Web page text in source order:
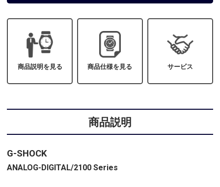
商品説明を見る 商品仕様を見る サービス
商品説明
G-SHOCK
ANALOG-DIGITAL/2100 Series